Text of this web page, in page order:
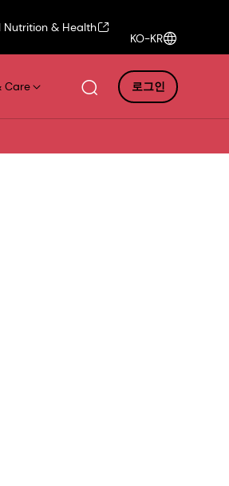
Nutrition & Health
KO-KR
Care 로그인